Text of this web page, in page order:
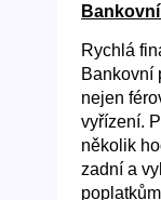
Rychlá
Bankovní
nejen
vyřízení.
několik
zadní a